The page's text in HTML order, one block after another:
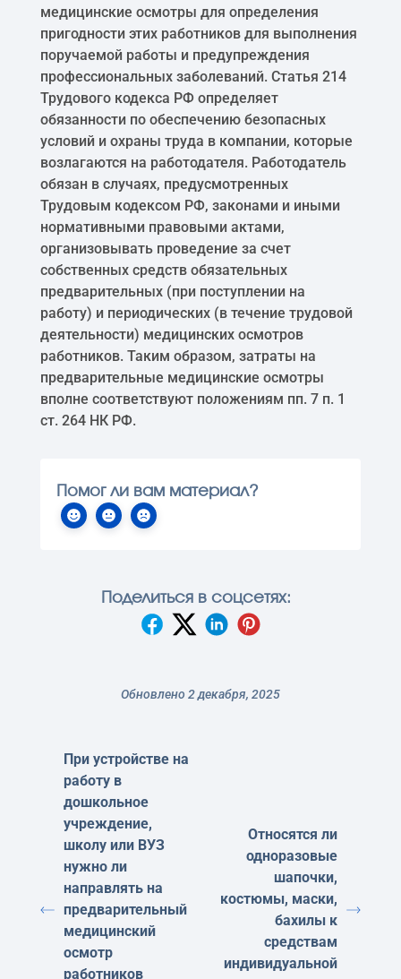
медицинские осмотры для определения
пригодности этих работников для выполнения
поручаемой работы и предупреждения
профессиональных заболеваний. Статья 214
Трудового кодекса РФ определяет
обязанности по обеспечению безопасных
условий и охраны труда в компании, которые
возлагаются на работодателя. Работодатель
обязан в случаях, предусмотренных
Трудовым кодексом РФ, законами и иными
нормативными правовыми актами,
организовывать проведение за счет
собственных средств обязательных
предварительных (при поступлении на
работу) и периодических (в течение трудовой
деятельности) медицинских осмотров
работников. Таким образом, затраты на
предварительные медицинские осмотры
вполне соответствуют положениям пп. 7 п. 1
ст. 264 НК РФ.
Помог ли вам материал?
Поделиться в соцсетях:
Обновлено 2 декабря, 2025
При устройстве на
работу в
дошкольное
учреждение,
школу или ВУЗ
нужно ли
направлять на
предварительный
медицинский
осмотр
работников
Относятся ли
одноразовые
шапочки,
костюмы, маски,
бахилы к
средствам
индивидуальной